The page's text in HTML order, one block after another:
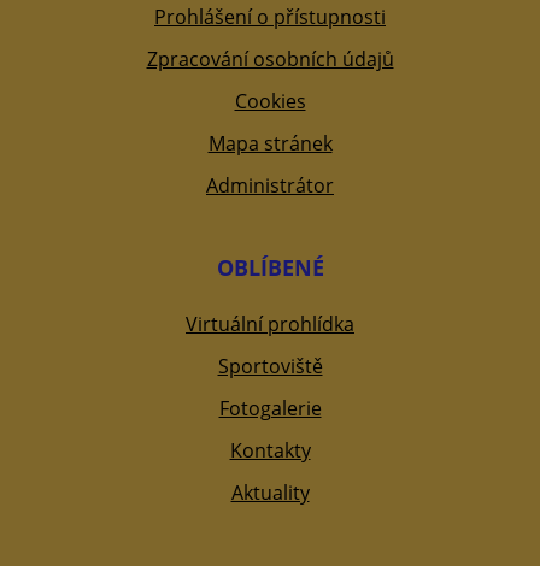
Prohlášení o přístupnosti
Zpracování osobních údajů
Cookies
Mapa stránek
Administrátor
OBLÍBENÉ
Virtuální prohlídka
Sportoviště
Fotogalerie
Kontakty
Aktuality